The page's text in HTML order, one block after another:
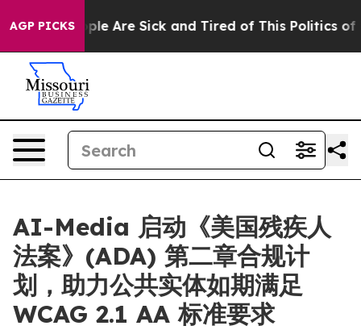
AGP PICKS
“People Are Sick and Tired of This Politics of
AI-Media 启动《美国残疾人
法案》(ADA) 第二章合规计
划，助力公共实体如期满足
WCAG 2.1 AA 标准要求